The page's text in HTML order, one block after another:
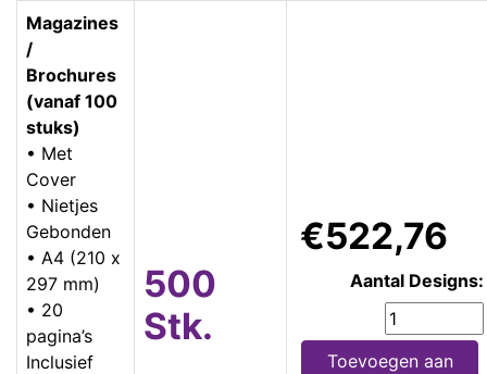
Magazines
/
Brochures
(vanaf 100
stuks)
• Met
Cover
• Nietjes
Gebonden
• A4 (210 x
297 mm)
• 20
pagina’s
Inclusief
500
Stk.
€522,76
Aantal Designs:
Toevoegen aan